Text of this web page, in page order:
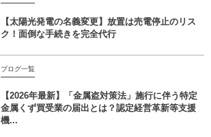
【太陽光発電の名義変更】放置は売電停止のリス
ク！面倒な手続きを完全代行
ブログ一覧
【2026年最新】「金属盗対策法」施行に伴う特定
金属くず買受業の届出とは？認定経営革新等支援
機...